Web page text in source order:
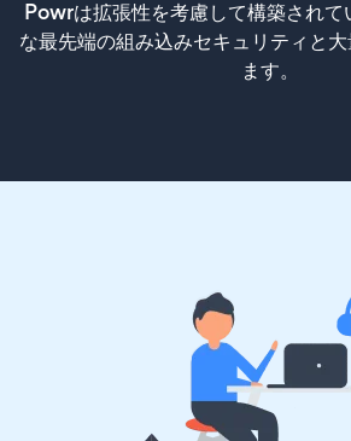
Powrは拡張性を考慮して構築されて
な最先端の組み込みセキュリティと
ます。